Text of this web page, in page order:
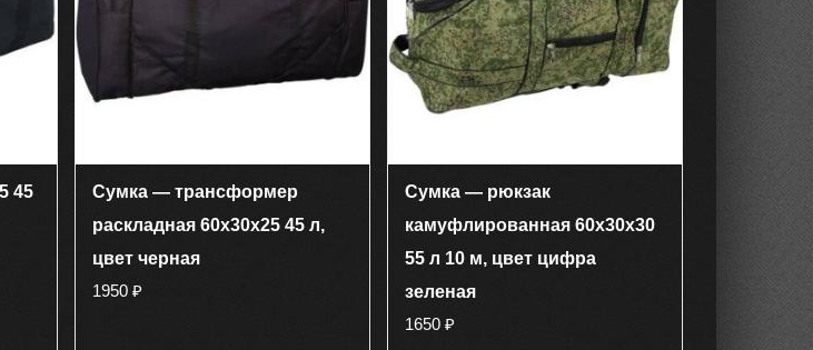
45
Сумка — трансформер
раскладная 60х30х25 45 л,
цвет черная
1950 ₽
Сумка — рюкзак
камуфлированная 60х30х30
55 л 10 м, цвет цифра
зеленая
1650 ₽